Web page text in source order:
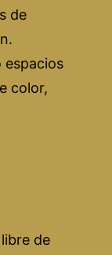
de
espacios
color,
de